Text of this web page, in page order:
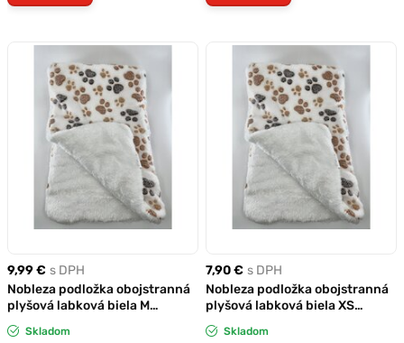
9,99 € s DPH
Nobleza podložka obojstranná
plyšová labková biela M
70x55cm
Skladom
7,90 € s DPH
Nobleza podložka obojstranná
plyšová labková biela XS
50x30cm
Skladom